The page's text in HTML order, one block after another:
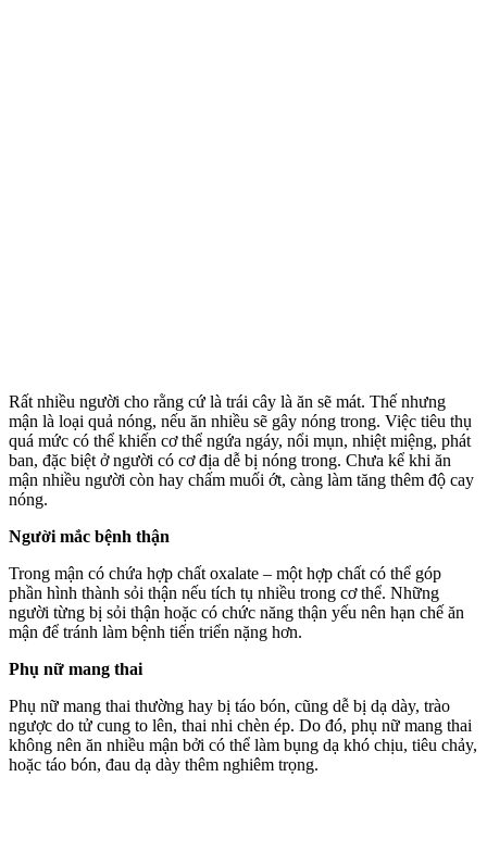
Rất nhiều người cho rằng cứ là trái cây là ăn sẽ mát. Thế nhưng
mận là loại quả nóng, nếu ăn nhiều sẽ gây nóng trong. Việc tiêu thụ
quá mức có thể khiến c‌ơ th‌ể ngứa ngáy, nổi mụn, nhiệt miệng, phát
ban, đặc biệt ở người có cơ địa dễ bị nóng trong. Chưa kể khi ăn
mận nhiều người còn hay chấm muối ớt, càng làm tăng thêm độ cay
nóng.
Người mắc bệnh thận
Trong mận có chứa hợp chất oxalate – một hợp chất có thể góp
phần hình thành sỏi thận nếu tích tụ nhiều trong c‌ơ th‌ể. Những
người từng bị sỏi thận hoặc có chức năng thận yếu nên hạn chế ăn
mận để tránh làm bệnh tiến triển nặng hơn.
Phụ nữ mang thai
Phụ nữ mang thai thường hay bị táo bón, cũng dễ bị dạ dày, trào
ngược do tử cung to lên, thai nhi chèn ép. Do đó, phụ nữ mang thai
không nên ăn nhiều mận bởi có thể làm bụng dạ khó chịu, tiêu chảy,
hoặc táo bón, đau dạ dày thêm nghiêm trọng.